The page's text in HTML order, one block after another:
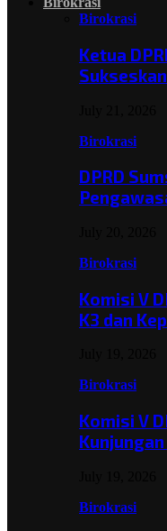
Birokrasi
Ketua
Birokrasi
DPRD
Birokrasi
Komisi V
K3 dan
Birokrasi
Komisi V
Birokrasi